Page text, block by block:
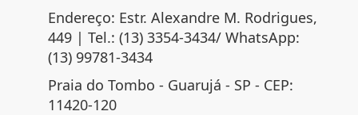
Endereço: Estr. Alexandre M. Rodrigues,
449 | Tel.: (13) 3354-3434/ WhatsApp:
(13) 99781-3434
Praia do Tombo - Guarujá - SP - CEP:
11420-120